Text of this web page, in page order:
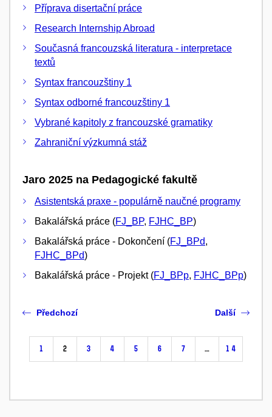
Příprava disertační práce
Research Internship Abroad
Současná francouzská literatura - interpretace
textů
Syntax francouzštiny 1
Syntax odborné francouzštiny 1
Vybrané kapitoly z francouzské gramatiky
Zahraniční výzkumná stáž
Jaro 2025 na Pedagogické fakultě
Asistentská praxe - populárně naučné programy
Bakalářská práce (FJ_BP, FJHC_BP)
Bakalářská práce - Dokončení (FJ_BPd,
FJHC_BPd)
Bakalářská práce - Projekt (FJ_BPp, FJHC_BPp)
Předchozí
1 2 3 4 5 6 7 … 14
Další